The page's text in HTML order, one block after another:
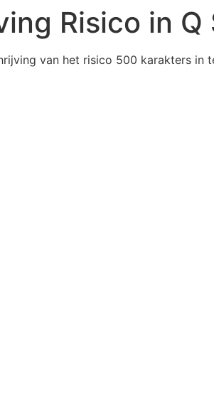
Risico in
van het risico 500 karakters in